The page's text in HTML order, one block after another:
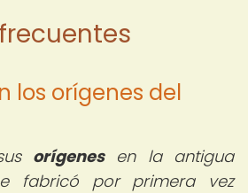
los orígenes del
orígenesen la antigua
fabricó por primera vez